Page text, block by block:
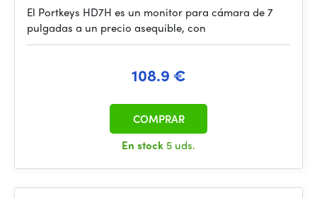
El Portkeys HD7H es un monitor para cámara de 7
pulgadas a un precio asequible, con
108.9 €
En stock 5 uds.
COMPRAR